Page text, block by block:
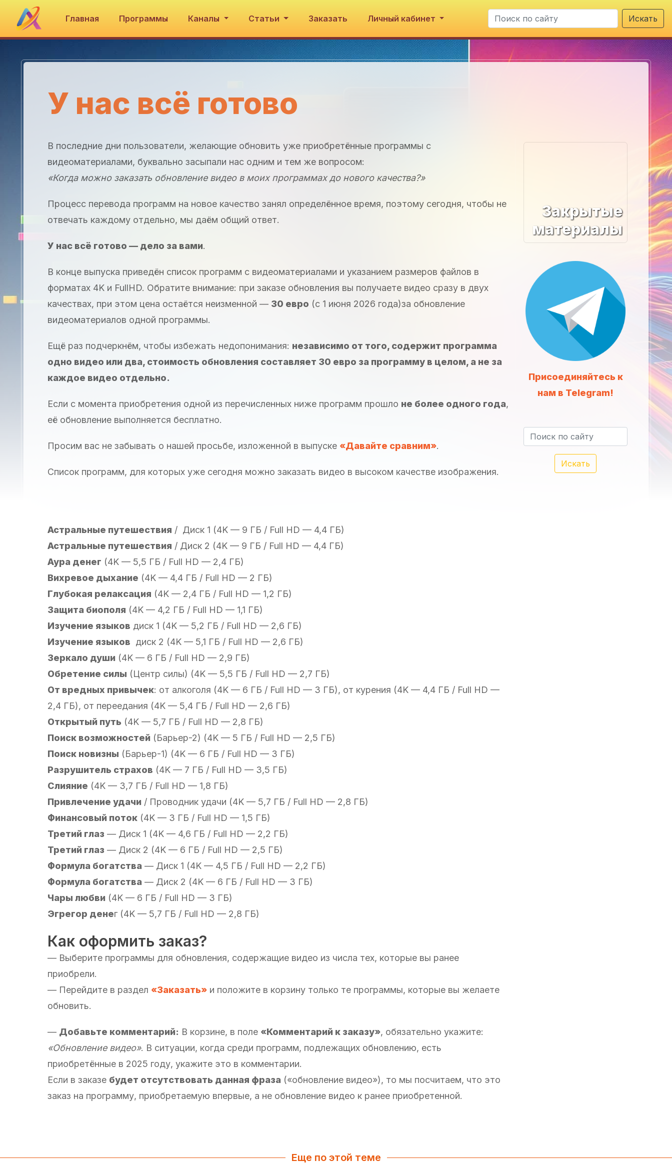
Главная Программы Каналы Статьи Заказать Личный кабинет Искать
У нас всё готово
В последние дни пользователи, желающие обновить уже приобретённые программы с
видеоматериалами, буквально засыпали нас одним и тем же вопросом:
«Когда можно заказать обновление видео в моих программах до нового качества?»
Процесс перевода программ на новое качество занял определённое время, поэтому сегодня, чтобы не
отвечать каждому отдельно, мы даём общий ответ.
У нас всё готово — дело за вами.
В конце выпуска приведён список программ с видеоматериалами и указанием размеров файлов в
форматах 4K и FullHD. Обратите внимание: при заказе обновления вы получаете видео сразу в двух
качествах, при этом цена остаётся неизменной — 30 евро (с 1 июня 2026 года)за обновление
видеоматериалов одной программы.
Ещё раз подчеркнём, чтобы избежать недопонимания: независимо от того, содержит программа
одно видео или два, стоимость обновления составляет 30 евро за программу в целом, а не за
каждое видео отдельно.
Если с момента приобретения одной из перечисленных ниже программ прошло не более одного года,
её обновление выполняется бесплатно.
Просим вас не забывать о нашей просьбе, изложенной в выпуске «Давайте сравним».
Список программ, для которых уже сегодня можно заказать видео в высоком качестве изображения.
Астральные путешествия / Диск 1 (4K — 9 ГБ / Full HD — 4,4 ГБ)
Астральные путешествия / Диск 2 (4K — 9 ГБ / Full HD — 4,4 ГБ)
Аура денег (4K — 5,5 ГБ / Full HD — 2,4 ГБ)
Вихревое дыхание (4K — 4,4 ГБ / Full HD — 2 ГБ)
Глубокая релаксация (4K — 2,4 ГБ / Full HD — 1,2 ГБ)
Защита биополя (4K — 4,2 ГБ / Full HD — 1,1 ГБ)
Изучение языков диск 1 (4K — 5,2 ГБ / Full HD — 2,6 ГБ)
Изучение языков диск 2 (4K — 5,1 ГБ / Full HD — 2,6 ГБ)
Зеркало души (4K — 6 ГБ / Full HD — 2,9 ГБ)
Обретение силы (Центр силы) (4K — 5,5 ГБ / Full HD — 2,7 ГБ)
От вредных привычек: от алкоголя (4K — 6 ГБ / Full HD — 3 ГБ), от курения (4K — 4,4 ГБ / Full HD —
2,4 ГБ), от переедания (4K — 5,4 ГБ / Full HD — 2,6 ГБ)
Открытый путь (4K — 5,7 ГБ / Full HD — 2,8 ГБ)
Поиск возможностей (Барьер-2) (4K — 5 ГБ / Full HD — 2,5 ГБ)
Поиск новизны (Барьер-1) (4K — 6 ГБ / Full HD — 3 ГБ)
Разрушитель страхов (4K — 7 ГБ / Full HD — 3,5 ГБ)
Слияние (4K — 3,7 ГБ / Full HD — 1,8 ГБ)
Привлечение удачи / Проводник удачи (4K — 5,7 ГБ / Full HD — 2,8 ГБ)
Финансовый поток (4K — 3 ГБ / Full HD — 1,5 ГБ)
Третий глаз — Диск 1 (4K — 4,6 ГБ / Full HD — 2,2 ГБ)
Третий глаз — Диск 2 (4K — 6 ГБ / Full HD — 2,5 ГБ)
Формула богатства — Диск 1 (4K — 4,5 ГБ / Full HD — 2,2 ГБ)
Формула богатства — Диск 2 (4K — 6 ГБ / Full HD — 3 ГБ)
Чары любви (4K — 6 ГБ / Full HD — 3 ГБ)
Эгрегор денег (4K — 5,7 ГБ / Full HD — 2,8 ГБ)
Как оформить заказ?
— Выберите программы для обновления, содержащие видео из числа тех, которые вы ранее
приобрели.
— Перейдите в раздел «Заказать» и положите в корзину только те программы, которые вы желаете
обновить.
— Добавьте комментарий: В корзине, в поле «Комментарий к заказу», обязательно укажите:
«Обновление видео». В ситуации, когда среди программ, подлежащих обновлению, есть
приобретённые в 2025 году, укажите это в комментарии.
Если в заказе будет отсутствовать данная фраза («обновление видео»), то мы посчитаем, что это
заказ на программу, приобретаемую впервые, а не обновление видео к ранее приобретенной.
Закрытые
материалы
Присоединяйтесь к
нам в Telegram!
Искать
Еще по этой теме